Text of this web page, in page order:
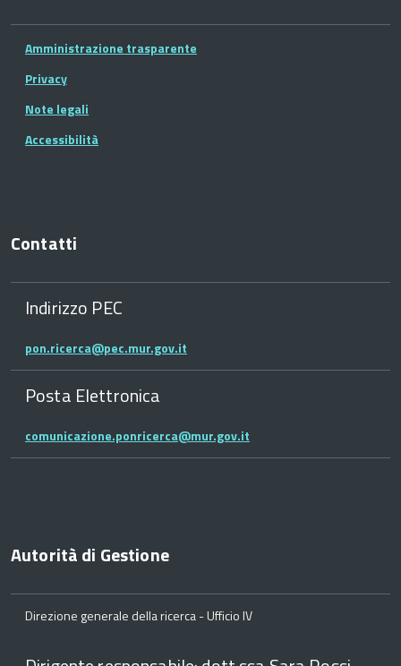
Amministrazione trasparente
Privacy
Note legali
Accessibilità
Contatti
Indirizzo PEC
pon.ricerca@pec.mur.gov.it
Posta Elettronica
comunicazione.ponricerca@mur.gov.it
Autorità di Gestione
Direzione generale della ricerca - Ufficio IV